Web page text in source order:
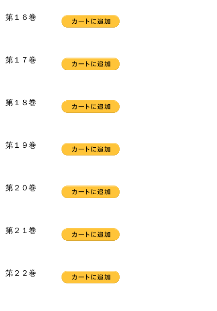
第１６巻
第１７巻
第１８巻
第１９巻
第２０巻
第２１巻
第２２巻